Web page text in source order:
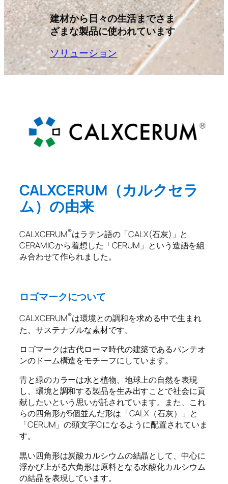
建材から日々の生活までさま
ざまな製品に使われています
ソリューション
CALXCERUM（カルクセラ
ム）の由来
CALXCERUM®️はラテン語の「CALX(石灰)」と
CERAMICから着想した「CERUM」という造語を組
み合わせて作られました。
ロゴマークについて
CALXCERUM®️は環境との調和を求める中で生まれ
た、サステナブルな素材です。
ロゴマークは古代ローマ時代の建築であるパンテオ
ンのドーム構造をモチーフにしています。
青と緑のカラーは水と植物、地球上の自然を表現
し、環境と調和する製品を生み出すことで社会に貢
献したいという思いが託されています。また、これ
らの四角形が5個並んだ形は「CALX（石灰）」と
「CERUM」の頭文字Cになるように配置されていま
す。
黒い四角形は炭酸カルシウムの結晶として、中心に
浮かび上がる六角形は原料となる水酸化カルシウム
の結晶を表現しています。